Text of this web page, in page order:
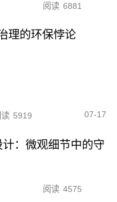
阅读 6881
理的环保悖论
5919 07-17
：微观细节中的守
阅读 4575